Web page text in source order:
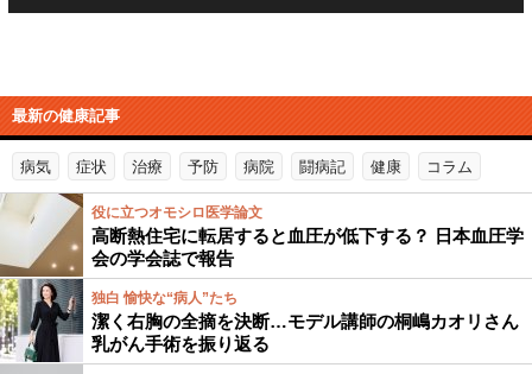
最新の健康記事
病気 症状 治療 予防 病院 闘病記 健康 コラム
役に立つオモシロ医学論文
高断熱住宅に転居すると血圧が低下する？ 日本血圧学
会の学会誌で報告
独白 愉快な“病人”たち
潔く右胸の全摘を決断…モデル講師の桐嶋カオリさん
乳がん手術を振り返る